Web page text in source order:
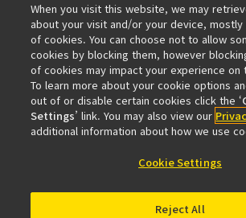
추천 링크
대물렌즈 셀렉터 Resolution Calculator
Nikon Small World
MicroscopyU
기타 니콘 제품
카메라 및 쌍안경 관련 제품
산업용 계
When you visit this website, we may
about your visit and/or your device,
of cookies. You can choose not to allow
cookies by blocking them, however
of cookies may impact your experience on
To learn more about your cookie options
out of or disable certain cookies click the ‘
Settings’ link. You may also view our
additional information about how we use
Cookie Settings
Reject All